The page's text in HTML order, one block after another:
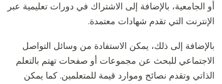
أو الجامعية، بالإضافة إلى الاشتراك في دورات تعليمية عبر
الإنترنت التي تقدم شهادات معتمدة.
بالإضافة إلى ذلك، يمكن الاستفادة من وسائل التواصل
الاجتماعي للبحث عن مجموعات أو صفحات تهتم بالتعلم
الذاتي وتقدم نصائح وموارد قيمة للمتعلمين. كما يمكن